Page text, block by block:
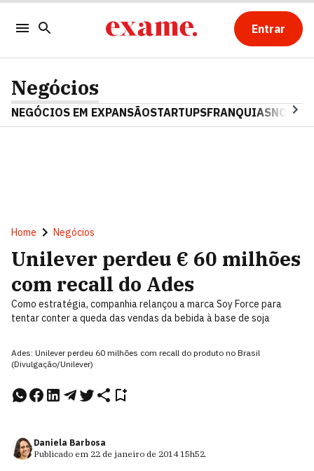
Entrar
Negócios
NEGÓCIOS EM EXPANSÃOSTARTUPSFRANQUIAS
Home Negócios
Unilever perdeu € 60 milhões
com recall do Ades
Como estratégia, companhia relançou a marca Soy Force para
tentar conter a queda das vendas da bebida à base de soja
Ades: Unilever perdeu 60 milhões com recall do produto no Brasil
(Divulgação/Unilever)
Daniela Barbosa
Publicado em 22 de janeiro de 2014 15h52.